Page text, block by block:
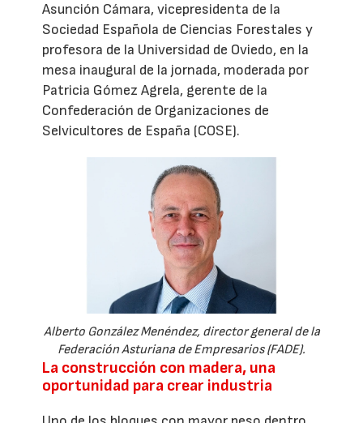
Asunción Cámara, vicepresidenta de la
Sociedad Española de Ciencias Forestales y
profesora de la Universidad de Oviedo, en la
mesa inaugural de la jornada, moderada por
Patricia Gómez Agrela, gerente de la
Confederación de Organizaciones de
Selvicultores de España (COSE).
Alberto González Menéndez, director general de la
Federación Asturiana de Empresarios (FADE).
La construcción con madera, una
oportunidad para crear industria